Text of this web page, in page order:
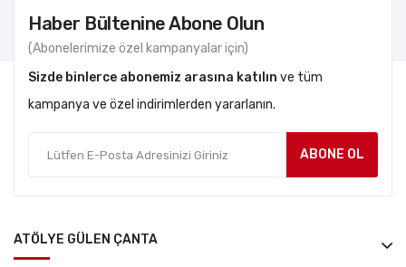
Haber Bültenine Abone Olun
(Abonelerimize özel kampanyalar için)
Sizde binlerce abonemiz arasına katılın ve tüm
kampanya ve özel indirimlerden yararlanın.
ABONE OL
ATÖLYE GÜLEN ÇANTA